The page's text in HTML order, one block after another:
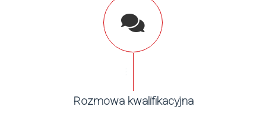
Rozmowa kwalifikacyjna